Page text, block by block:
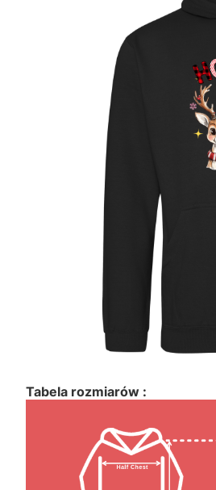
Tabela rozmiarów :